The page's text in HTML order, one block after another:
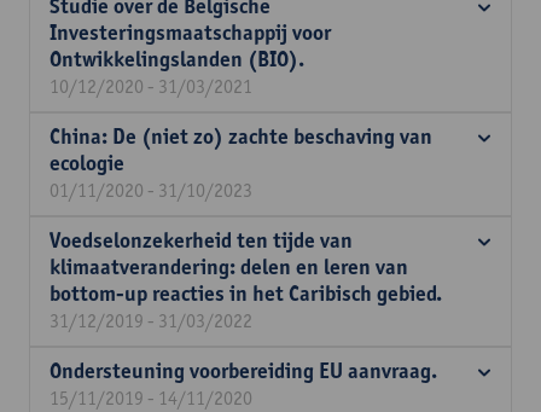
Studie over de Belgische
Investeringsmaatschappij voor
Ontwikkelingslanden (BIO).
10/12/2020 - 31/03/2021
China: De (niet zo) zachte beschaving van
ecologie
01/11/2020 - 31/10/2023
Voedselonzekerheid ten tijde van
klimaatverandering: delen en leren van
bottom-up reacties in het Caribisch gebied.
31/12/2019 - 31/03/2022
Ondersteuning voorbereiding EU aanvraag.
15/11/2019 - 14/11/2020